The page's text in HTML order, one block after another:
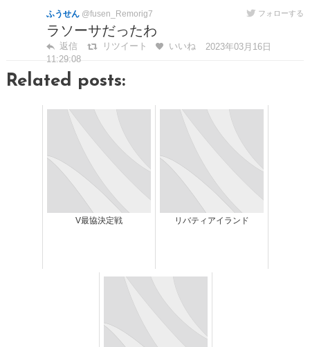
ふうせん @fusen_Remorig7 フォローする
ラソーサだったわ
返信 リツイート いいね
2023年03月16日
11:29:08
Related posts:
V最協決定戦 リバティアイランド